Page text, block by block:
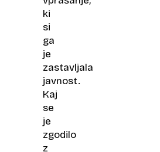
ki
si
ga
je
zastavljala
javnost.
Kaj
se
je
zgodilo
z